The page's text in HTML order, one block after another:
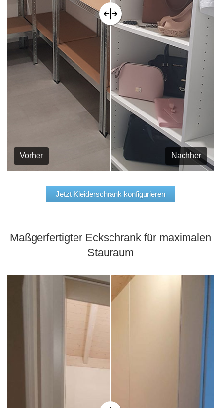
Vorher Nachher
Jetzt Kleiderschrank konfigurieren
Maßgerfertigter Eckschrank für maximalen
Stauraum